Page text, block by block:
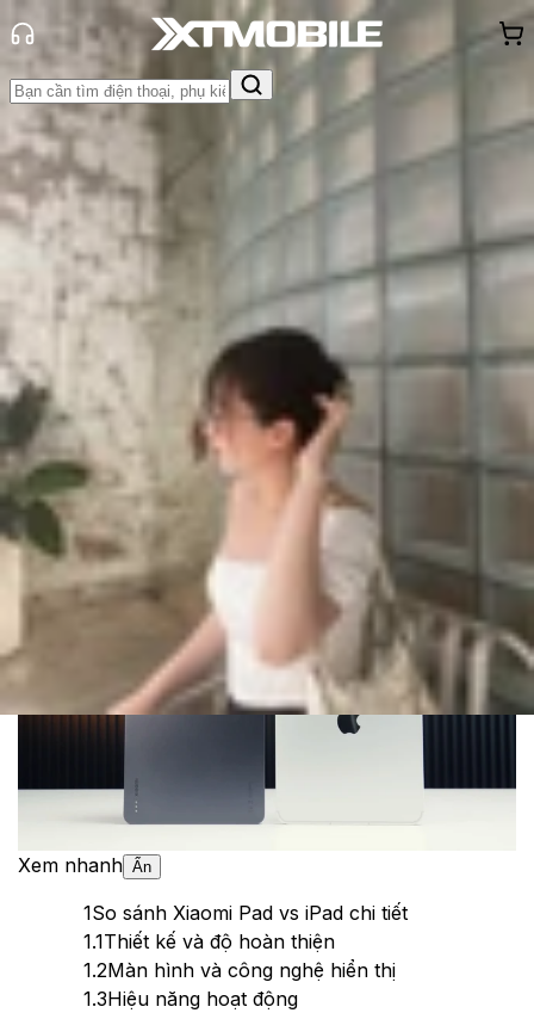
Trang chủ
Tin tức
So Sánh
Tin Mới
Đánh Giá - Trên Tay
Khuyến
Thủ thuật Thông báoKhách
hàng - Sự kiện
So sánh Xiaomi Pad và iPad: Nên
chọn mua hãng tablet nào?
Triệu Vy
Ngày đăng: 06/02/2026
Cập nhật:
06/02/2026
Theo dõi XTMobile trên
Xem nhanh Ẩn
1So sánh Xiaomi Pad vs iPad chi tiết
1.1Thiết kế và độ hoàn thiện
1.2Màn hình và công nghệ hiển thị
1.3Hiệu năng hoạt động